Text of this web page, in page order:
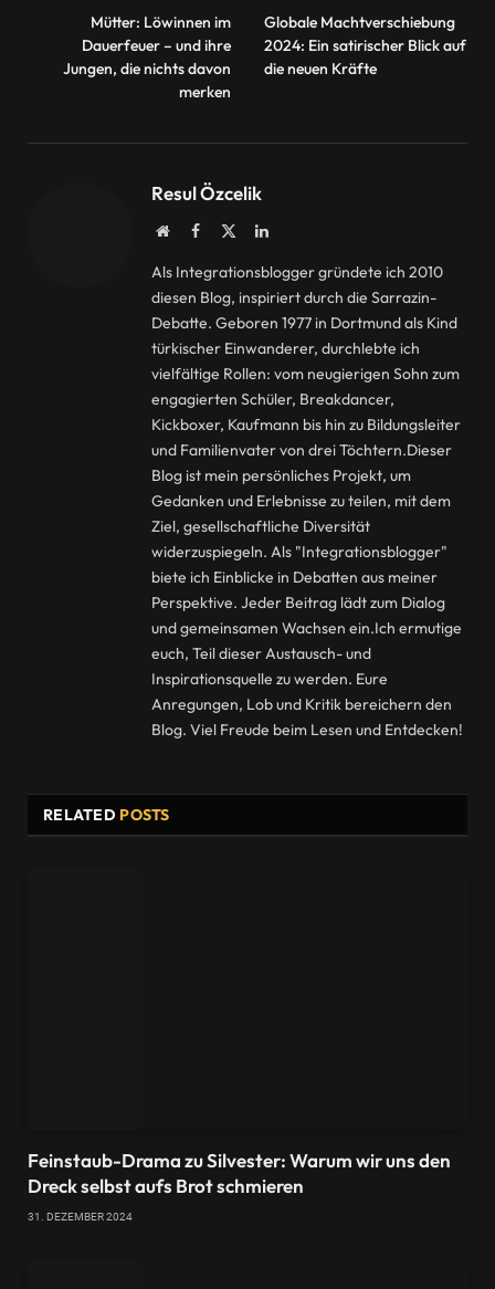
Mütter: Löwinnen im
Dauerfeuer – und ihre
Jungen, die nichts davon
merken
Globale Machtverschiebung
2024: Ein satirischer Blick auf
die neuen Kräfte
Resul Özcelik
WebsiteFacebook LinkedIn
Als Integrationsblogger gründete ich 2010
diesen Blog, inspiriert durch die Sarrazin-
Debatte. Geboren 1977 in Dortmund als Kind
türkischer Einwanderer, durchlebte ich
vielfältige Rollen: vom neugierigen Sohn zum
engagierten Schüler, Breakdancer,
Kickboxer, Kaufmann bis hin zu Bildungsleiter
und Familienvater von drei Töchtern.Dieser
Blog ist mein persönliches Projekt, um
Gedanken und Erlebnisse zu teilen, mit dem
Ziel, gesellschaftliche Diversität
widerzuspiegeln. Als "Integrationsblogger"
biete ich Einblicke in Debatten aus meiner
Perspektive. Jeder Beitrag lädt zum Dialog
und gemeinsamen Wachsen ein.Ich ermutige
euch, Teil dieser Austausch- und
Inspirationsquelle zu werden. Eure
Anregungen, Lob und Kritik bereichern den
Blog. Viel Freude beim Lesen und Entdecken!
RELATED POSTS
Feinstaub-Drama zu Silvester: Warum wir uns den
Dreck selbst aufs Brot schmieren
31. DEZEMBER 2024